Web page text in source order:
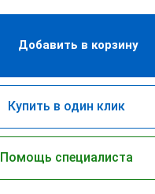
Добавить в корзину
Купить в один клик
Помощь специалиста